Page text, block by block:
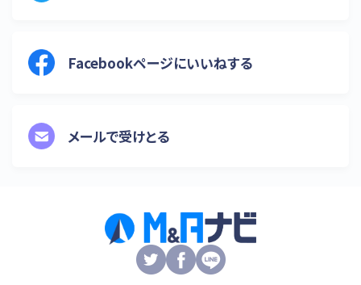
Facebookページにいいねする
メールで受けとる